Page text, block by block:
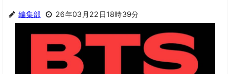
編集部 26年03月22日18時39分